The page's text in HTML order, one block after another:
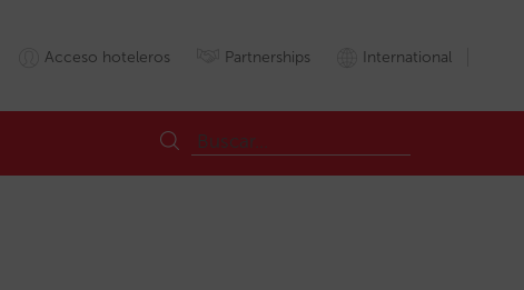
Acceso hoteleros Partnerships International